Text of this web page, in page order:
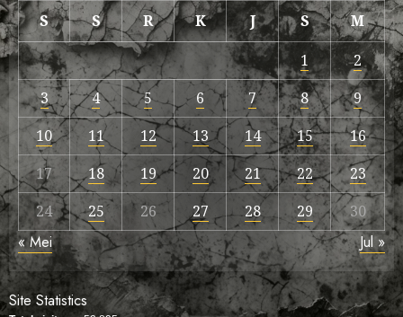
S S R K J S
M
1
2
3
4 5 6 7 8
9
10
11 12 13 14 15
16
17
18 19 20 21 22
23
24
25 26 27 28 29 30
« Mei Jul »
Site Statistics